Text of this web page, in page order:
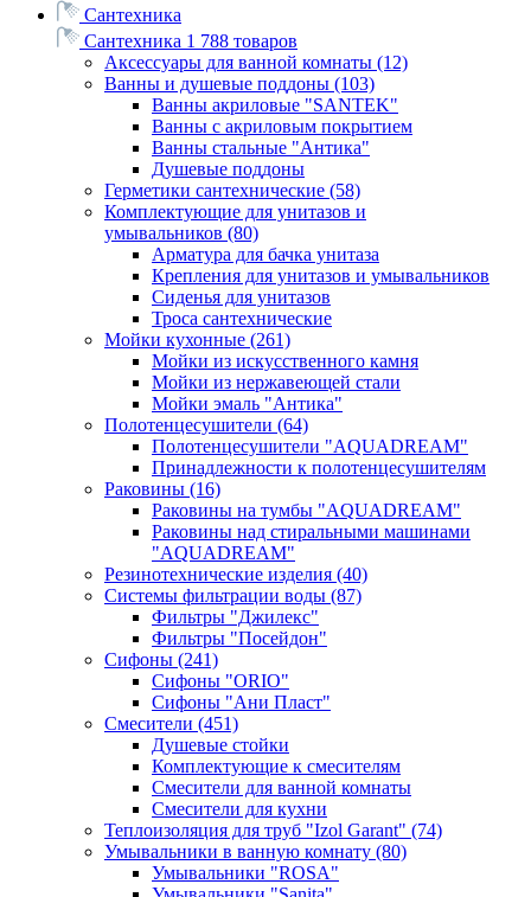
Сантехника
Сантехника 1 788 товаров
Аксессуары для ванной комнаты (12)
Ванны и душевые поддоны (103)
Ванны акриловые "SANTEK"
Ванны с акриловым покрытием
Ванны стальные "Антика"
Душевые поддоны
Герметики сантехнические (58)
Комплектующие для унитазов и
умывальников (80)
Арматура для бачка унитаза
Крепления для унитазов и умывальников
Сиденья для унитазов
Троса сантехнические
Мойки кухонные (261)
Мойки из искусственного камня
Мойки из нержавеющей стали
Мойки эмаль "Антика"
Полотенцесушители (64)
Полотенцесушители "AQUADREAM"
Принадлежности к полотенцесушителям
Раковины (16)
Раковины на тумбы "AQUADREAM"
Раковины над стиральными машинами
"AQUADREAM"
Резинотехнические изделия (40)
Системы фильтрации воды (87)
Фильтры "Джилекс"
Фильтры "Посейдон"
Сифоны (241)
Сифоны "ORIO"
Сифоны "Ани Пласт"
Смесители (451)
Душевые стойки
Комплектующие к смесителям
Смесители для ванной комнаты
Смесители для кухни
Теплоизоляция для труб "Izol Garant" (74)
Умывальники в ванную комнату (80)
Умывальники "ROSA"